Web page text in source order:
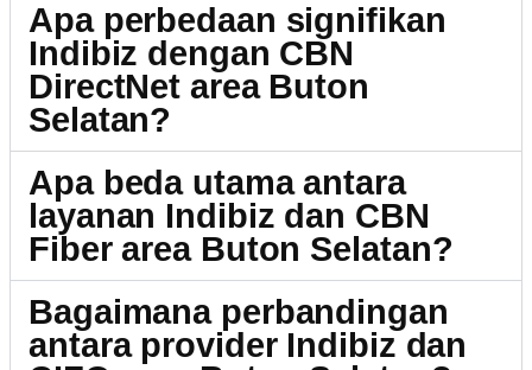
Apa perbedaan signifikan
Indibiz dengan CBN
DirectNet area Buton
Selatan?
Apa beda utama antara
layanan Indibiz dan CBN
Fiber area Buton Selatan?
Bagaimana perbandingan
antara provider Indibiz dan